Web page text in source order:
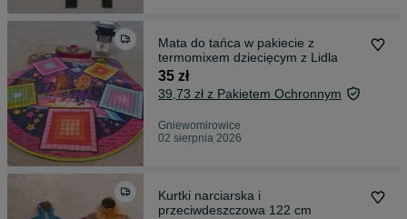
Mata do tańca w pakiecie z
termomixem dziecięcym z Lidla
35 zł
39,73 zł z Pakietem Ochronnym
Gniewomirowice
02 sierpnia 2026
Kurtki narciarska i
przeciwdeszczowa 122 cm